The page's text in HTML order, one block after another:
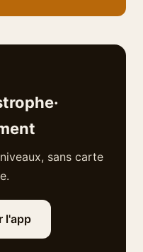
sans carte
l'app